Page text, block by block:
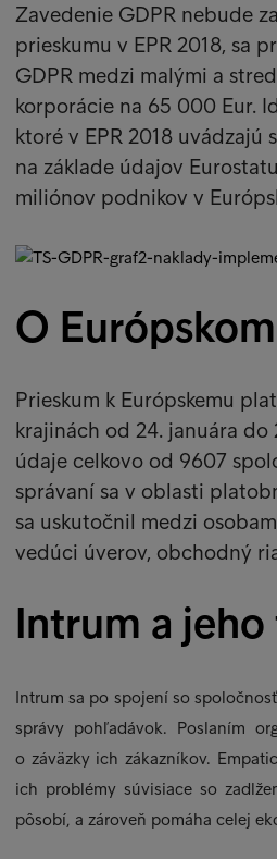
Zavedenie GDPR nebude
prieskumu v EPR 2018, sa
GDPR medzi malými a
korporácie na 65 000 Eur.
ktoré v EPR 2018 uvádzajú
na základe údajov
miliónov podnikov v
O
Prieskum k Európskemu
krajinách od 24. januára
údaje celkovo od 9607
správaní sa v oblasti
sa uskutočnil medzi
vedúci úverov, obchodný
Intrum a
Intrum sa po spojení so
správy pohľadávok. Poslaním
o záväzky ich zákazníkov.
ich problémy súvisiace so
pôsobí, a zároveň pomáha celej